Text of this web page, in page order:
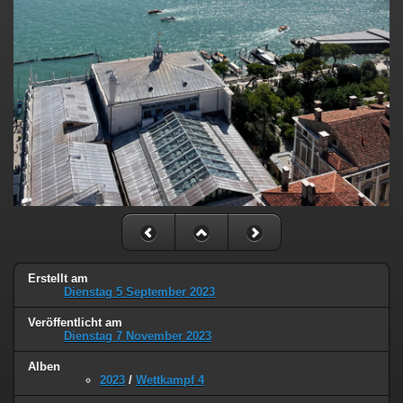
Erstellt am
Dienstag 5 September 2023
Veröffentlicht am
Dienstag 7 November 2023
Alben
2023 / Wettkampf 4